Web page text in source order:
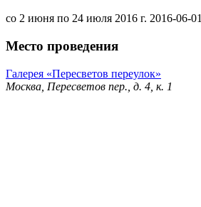
со 2 июня по 24 июля 2016 г. 2016-06-01
Место проведения
Галерея «Пересветов переулок»
Москва, Пересветов пер., д. 4, к. 1